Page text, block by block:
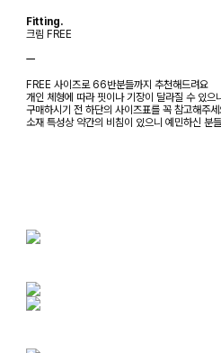
Fitting.
크림 FREE
ㅡ
FREE 사이즈로 66반분들까지 추천해드려요
개인 체형에 따라 핏이나 기장이 달라질 수 있으니
구매하시기 전 하단의 사이즈표를 꼭 참고해주
소재 특성상 약간의 비침이 있으니 예민하신 분